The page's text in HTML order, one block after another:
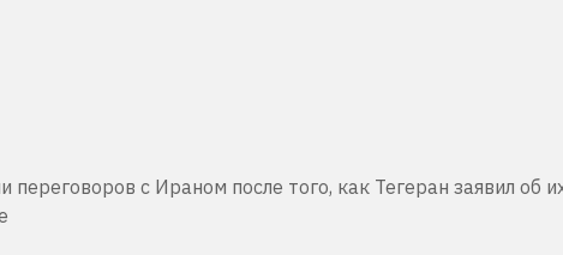
с Ираном после того, как Тегеран заявил об